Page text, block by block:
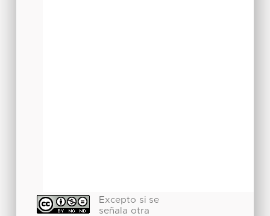
Excepto si se
señala otra